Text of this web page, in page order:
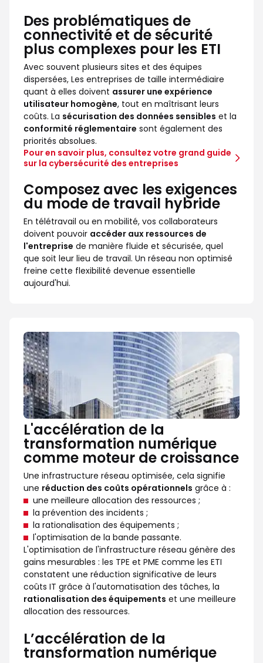
Des problématiques de
connectivité et de sécurité
plus complexes pour les ETI
Avec souvent plusieurs sites et des équipes
dispersées, Les entreprises de taille intermédiaire
quant à elles doivent assurer une expérience
utilisateur homogène, tout en maîtrisant leurs
coûts. La sécurisation des données sensibles et la
conformité réglementaire sont également des
priorités absolues.
Pour en savoir plus, consultez votre grand guide
sur la cybersécurité des entreprises
Composez avec les exigences
du mode de travail hybride
En télétravail ou en mobilité, vos collaborateurs
doivent pouvoir accéder aux ressources de
l'entreprise de manière fluide et sécurisée, quel
que soit leur lieu de travail. Un réseau non optimisé
freine cette flexibilité devenue essentielle
aujourd'hui.
L'accélération de la
transformation numérique
comme moteur de croissance
Une infrastructure réseau optimisée, cela signifie
une réduction des coûts opérationnels grâce à :
une meilleure allocation des ressources ;
la prévention des incidents ;
la rationalisation des équipements ;
l'optimisation de la bande passante.
L'optimisation de l'infrastructure réseau génère des
gains mesurables : les TPE et PME comme les ETI
constatent une réduction significative de leurs
coûts IT grâce à l'automatisation des tâches, la
rationalisation des équipements et une meilleure
allocation des ressources.
L’accélération de la
transformation numérique